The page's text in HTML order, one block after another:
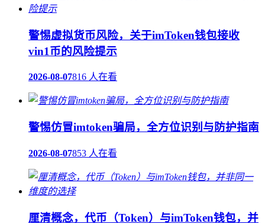
警惕虚拟货币风险，关于imToken钱包接收
vin1币的风险提示
2026-08-07816 人在看
警惕仿冒imtoken骗局，全方位识别与防护指南
2026-08-07853 人在看
厘清概念，代币（Token）与imToken钱包，并